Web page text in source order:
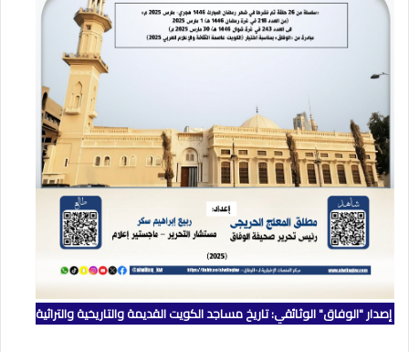
إصدار "الوفاق" الوثائقي: تاريخ مساجد الكويت القديمة والتاريخية والتراثية